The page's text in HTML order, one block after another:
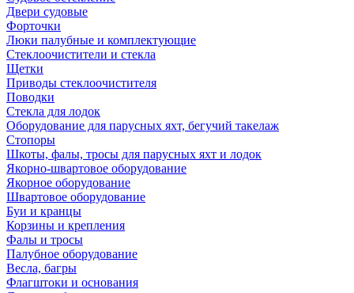
Двери судовые
Форточки
Люки палубные и комплектующие
Стеклоочистители и стекла
Щетки
Приводы стеклоочистителя
Поводки
Стекла для лодок
Оборудование для парусных яхт, бегучий такелаж
Стопоры
Шкоты, фалы, тросы для парусных яхт и лодок
Якорно-швартовое оборудование
Якорное оборудование
Швартовое оборудование
Буи и кранцы
Корзины и крепления
Фалы и тросы
Палубное оборудование
Весла, багры
Флагштоки и основания